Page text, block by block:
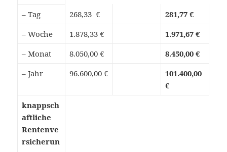
– Tag
268,33 €
281,77 €
– Woche
1.878,33 €
1.971,67 €
– Monat
8.050,00 €
8.450,00 €
– Jahr
96.600,00 €
101.400,00
€
knappsch
aftliche
Rentenve
rsicherun